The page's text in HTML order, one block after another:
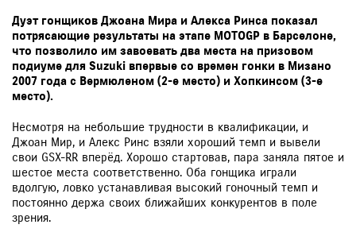
Дуэт гонщиков Джоана Мира и Алекса Ринса показал
потрясающие результаты на этапе MOTOGP в Барселоне,
что позволило им завоевать два места на призовом
подиуме для Suzuki впервые со времен гонки в Мизано
2007 года с Вермюленом (2-е место) и Хопкинсом (3-е
место).
Несмотря на небольшие трудности в квалификации, и
Джоан Мир, и Алекс Ринс взяли хороший темп и вывели
свои GSX-RR вперёд. Хорошо стартовав, пара заняла пятое и
шестое места соответственно. Оба гонщика играли
вдолгую, ловко устанавливая высокий гоночный темп и
постоянно держа своих ближайших конкурентов в поле
зрения.